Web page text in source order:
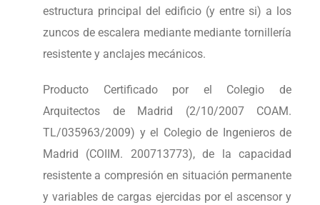
estructura principal del edificio (y entre si) a los
zuncos de escalera mediante mediante tornillería
resistente y anclajes mecánicos.
Producto Certificado por el Colegio de
Arquitectos de Madrid (2/10/2007 COAM.
TL/035963/2009) y el Colegio de Ingenieros de
Madrid (COIIM. 200713773), de la capacidad
resistente a compresión en situación permanente
y variables de cargas ejercidas por el ascensor y